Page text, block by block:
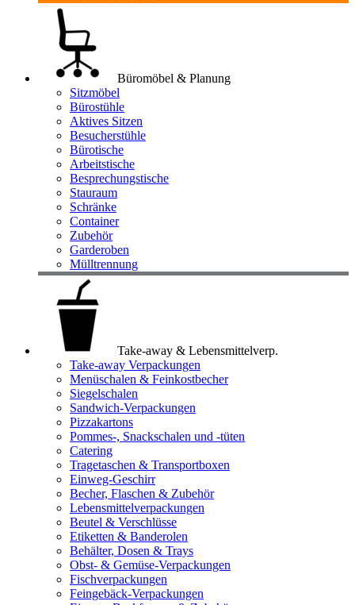
Büromöbel & Planung
Sitzmöbel
Bürostühle
Aktives Sitzen
Besucherstühle
Bürotische
Arbeitstische
Besprechungstische
Stauraum
Schränke
Container
Zubehör
Garderoben
Mülltrennung
Take-away & Lebensmittelverp.
Take-away Verpackungen
Menüschalen & Feinkostbecher
Siegelschalen
Sandwich-Verpackungen
Pizzakartons
Pommes-, Snackschalen und -tüten
Catering
Tragetaschen & Transportboxen
Einweg-Geschirr
Becher, Flaschen & Zubehör
Lebensmittelverpackungen
Beutel & Verschlüsse
Etiketten & Banderolen
Behälter, Dosen & Trays
Obst- & Gemüse-Verpackungen
Fischverpackungen
Feingebäck-Verpackungen